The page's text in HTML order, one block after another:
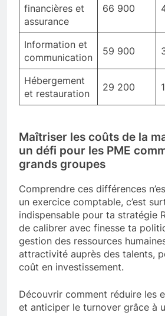
financières et
assurance
66 900
Information et
communication
59 900
Hébergement
et restauration
29 200
Maîtriser les coûts de la
un défi pour les PME
grands groupes
Comprendre ces différences
un exercice comptable, c’est
indispensable pour ta stratégie
de calibrer avec finesse ta
gestion des ressources
attractivité auprès des talents,
coût en investissement.
Découvrir comment réduire les
et anticiper le turnover grâce à